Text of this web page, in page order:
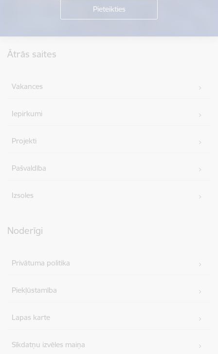
Ātrās saites
Vakances
Iepirkumi
Projekti
Pašvaldība
Izsoles
Noderīgi
Privātuma politika
Piekļūstamība
Lapas karte
Sīkdatņu izvēles maiņa